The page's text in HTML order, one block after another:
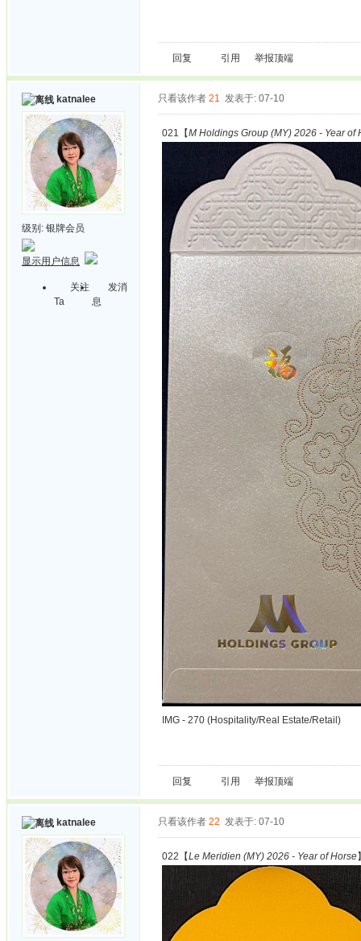
回复 引用 举报顶端
katnalee
级别: 银牌会员
显示用户信息
关注
Ta
发消
息
只看该作者 21 发表于: 07-10
021【M Holdings Group (MY) 2026 - Year of
IMG - 270 (Hospitality/Real Estate/Retail)
回复 引用 举报顶端
katnalee 只看该作者 22 发表于: 07-10
022【Le Meridien (MY) 2026 - Year of Horse